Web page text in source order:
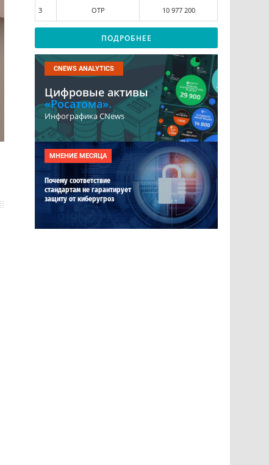
3 ОТР 10 977 200
ПОДРОБНЕЕ
CNEWS ANALYTICS
Цифровые активы
«Росатома».
Инфографика CNews
МНЕНИЕ МЕСЯЦА
Почему соответствие
стандартам не гарантирует
защиту от киберугроз